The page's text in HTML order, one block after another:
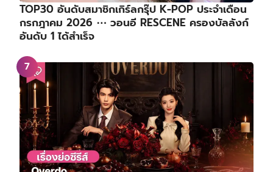
TOP30 อันดับสมาชิกเกิร์ลกรุ๊ป K-POP ประจำเดือน
กรกฎาคม 2026 ⋯ วอนอี RESCENE ครองบัลลังก์
อันดับ 1 ได้สำเร็จ